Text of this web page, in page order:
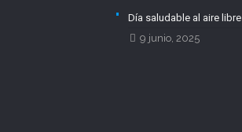
Día saludable al aire libre
9 junio, 2025